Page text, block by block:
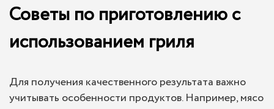
Советы по приготовлению с
использованием гриля
Для получения качественного результата важно
учитывать особенности продуктов. Например, мясо